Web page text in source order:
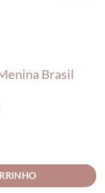
Brasil